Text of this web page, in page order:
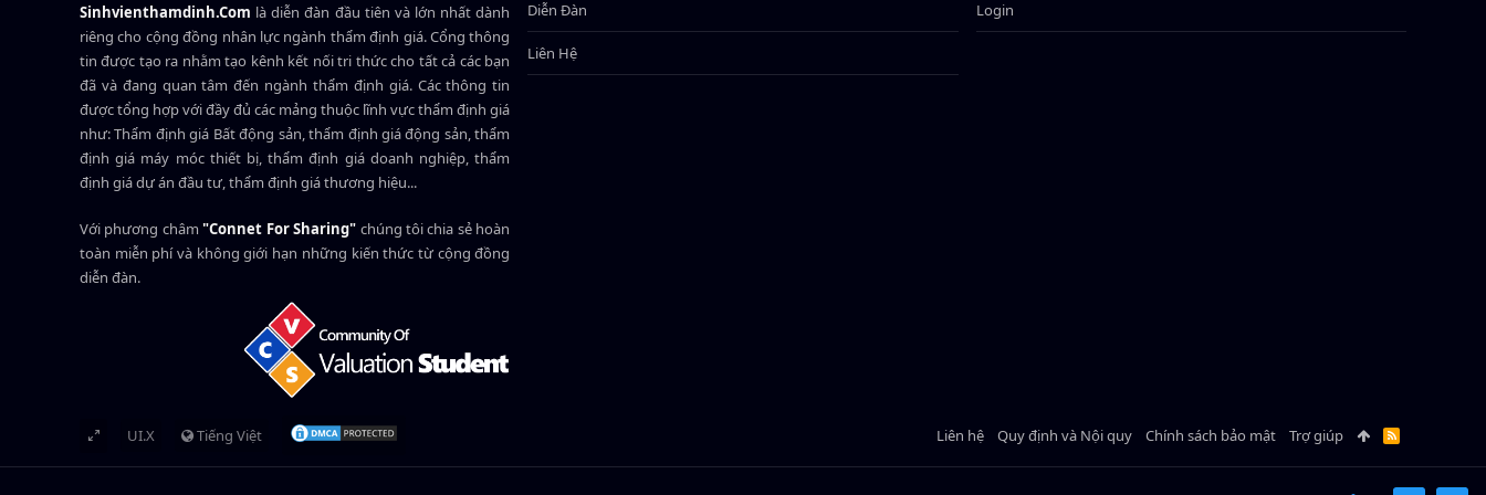
Sinhvienthamdinh.Com là diễn đàn đầu tiên và lớn nhất dành
riêng cho cộng đồng nhân lực ngành thẩm định giá. Cổng thông
tin được tạo ra nhằm tạo kênh kết nối tri thức cho tất cả các bạn
đã và đang quan tâm đến ngành thẩm định giá. Các thông tin
được tổng hợp với đầy đủ các mảng thuộc lĩnh vực thẩm định giá
như: Thẩm định giá Bất động sản, thẩm định giá động sản, thẩm
định giá máy móc thiết bị, thẩm định giá doanh nghiệp, thẩm
định giá dự án đầu tư, thẩm định giá thương hiệu...
Với phương châm"Connet For Sharing" chúng tôi chia sẻ hoàn
toàn miễn phí và không giới hạn những kiến thức từ cộng đồng
diễn đàn.
Diễn Đàn
Liên Hệ
Login
UI.X Tiếng Việt Liên hệ Quy định và Nội quy Chính sách bảo mật Trợ giúp
R
S